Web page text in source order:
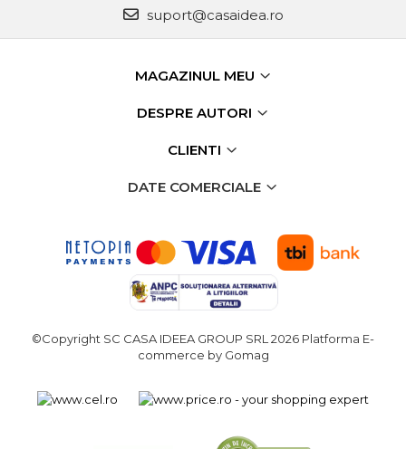
tamplarie si alte domenii
Suruburi si dibluri
Carlige de Ridicare
Dispozitive de Taiat si
Scule Electrice & Unelte
suport@casaidea.ro
MAGAZINUL MEU
DESPRE AUTORI
CLIENTI
DATE COMERCIALE
©Copyright SC CASA IDEEA GROUP SRL 2026 Platforma E-
commerce by Gomag